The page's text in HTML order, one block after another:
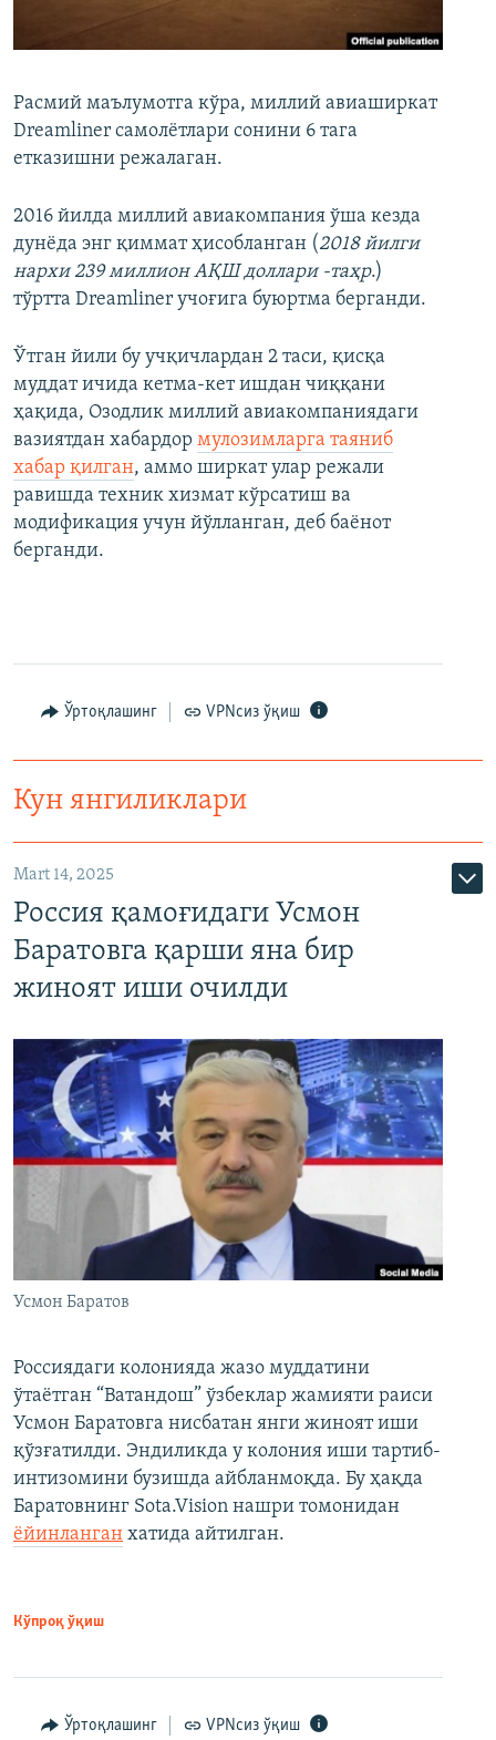
Расмий маълумотга кўра, миллий авиаширкат
Dreamliner самолётлари сонини 6 тага
етказишни режалаган.
2016 йилда миллий авиакомпания ўша кезда
дунëда энг қиммат ҳисобланган (2018 йилги
нархи 239 миллион АҚШ доллари -таҳр.)
тўртта Dreamliner учоғига буюртма берганди.
Ўтган йили бу учқичлардан 2 таси, қисқа
муддат ичида кетма-кет ишдан чиққани
ҳақида, Озодлик миллий авиакомпаниядаги
вазиятдан хабардор мулозимларга таяниб
хабар қилган, аммо ширкат улар режали
равишда техник хизмат кўрсатиш ва
модификация учун йўлланган, деб баёнот
берганди.
Ўртоқлашинг VPNсиз ўқиш
Кун янгиликлари
Mart 14, 2025
Россия қамоғидаги Усмон
Баратовга қарши яна бир
жиноят иши очилди
Усмон Баратов
Россиядаги колонияда жазо муддатини
ўтаётган “Ватандош” ўзбеклар жамияти раиси
Усмон Баратовга нисбатан янги жиноят иши
қўзғатилди. Эндиликда у колония иши тартиб-
интизомини бузишда айбланмоқда. Бу ҳақда
Баратовнинг Sota.Vision нашри томонидан
ёйинланган хатида айтилган.
Кўпроқ ўқиш
Ўртоқлашинг VPNсиз ўқиш